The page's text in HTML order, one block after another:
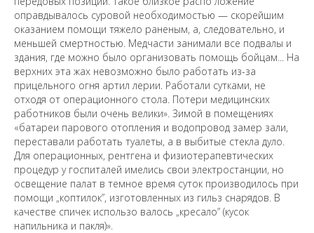
оправдывалось суровой необходимостью — скорейшим
оказанием помощи тяжело раненым, а, следовательно, и
меньшей смертностью. Медчасти занимали все подвалы и
здания, где можно было организовать помощь бойцам... На
верхних эта жах невозможно было работать из-за
прицельного огня артил лерии. Работали сутками, не
отходя от операционного стола. Потери медицинских
работников были очень велики». Зимой в помещениях
«батареи парового отопления и водопровод замер зали,
переставали работать туалеты, а в выбитые стекла дуло.
Для операционных, рентгена и физиотерапевтических
процедур у госпиталей имелись свои электростанции, но
освещение палат в темное время суток производилось при
помощи „коптилок”, изготовленных из гильз снарядов. В
качестве спичек использо валось „кресало” (кусок
напильника и пакля)».